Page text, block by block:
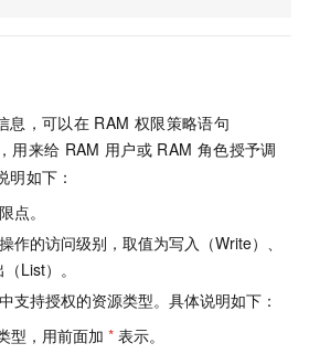
息，可以在 RAM 权限策略语句
用来给 RAM 用户或 RAM 角色授予调
明如下：
点。
作的访问级别，取值为写入（Write）、
List）。
支持授权的资源类型。具体说明如下：
型，用前面加 * 表示。